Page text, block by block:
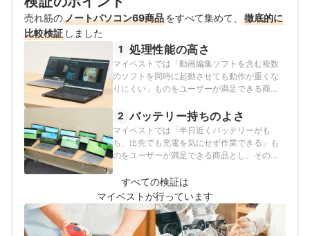
売れ筋のノートパソコン69商品をすべて集めて、
徹底的に
比較検証 しました
1 処理性能の高さ
マイベストでは「動画編集ソフトを含む複数
のソフトを同時に起動させても動作が重くな
りにくい」ものをユーザーが満足できる商品
平均でおすすめ度をスコア化しました。
2 バッテリー持ちのよさ
マイベストでは「半日近くバッテリーがも
ち、出先でも充電を気にせず作業できる」も
のをユーザーが満足できる商品とし、その基
行いました。
すべての検証は
マイベストが行っています